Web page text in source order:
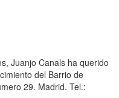
Juanjo Canals ha querido
del Barrio de
29. Madrid. Tel.: